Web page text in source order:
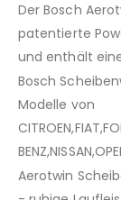
Der Bosch
patentierte
und enthält
Bosch
Modelle von
Aerotwin